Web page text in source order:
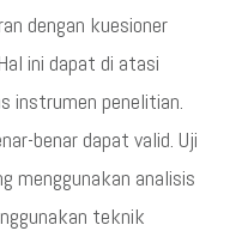
dengan kuesioner
ini dapat di atasi
instrumen penelitian.
benar dapat valid. Uji
menggunakan analisis
teknik